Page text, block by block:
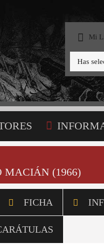
Mi
Has
MACIÁN (1966)
FICHA